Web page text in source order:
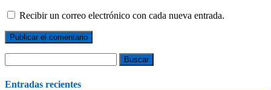
Recibir un correo electrónico con cada nueva entrada.
Entradas recientes